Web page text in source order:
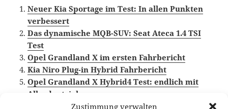
Zustimmung verwalten
Neuer Kia Sportage im Test: In allen Punkten
verbessert
Das dynamische MQB-SUV: Seat Ateca 1.4 TSI
Test
Opel Grandland X im ersten Fahrbericht
Kia Niro Plug-in Hybrid Fahrbericht
Opel Grandland X Hybrid4 Test: endlich mit
Allradantrieb